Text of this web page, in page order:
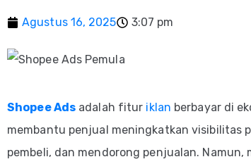
Agustus 16, 2025 3:07 pm
Shopee Ads adalah fitur iklan berbayar di
membantu penjual meningkatkan visibilitas
pembeli, dan mendorong penjualan. Namun,